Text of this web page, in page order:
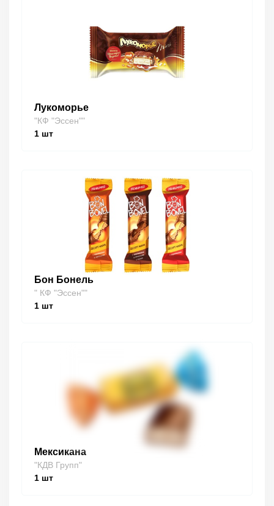
Лукоморье
"КФ "Эссен""
1 шт
Бон Бонель
" КФ "Эссен""
1 шт
Мексикана
"КДВ Групп"
1 шт